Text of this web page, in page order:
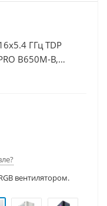
ГГц TDP
B650M-B,
DDR5 16Gb,
вентилятором.